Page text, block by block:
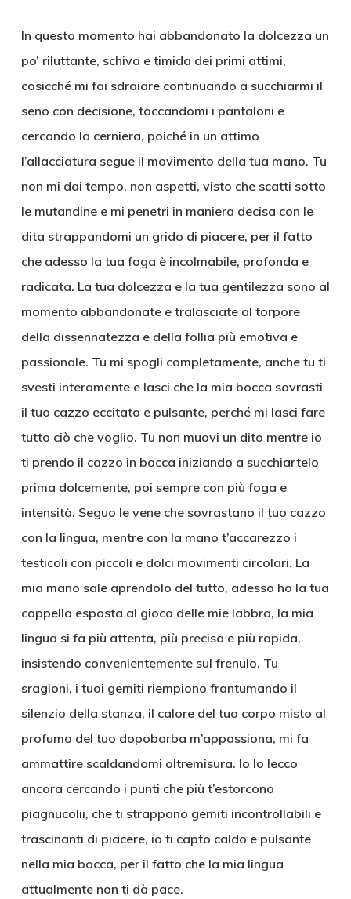
In questo momento hai abbandonato la dolcezza un
po’ riluttante, schiva e timida dei primi attimi,
cosicché mi fai sdraiare continuando a succhiarmi il
seno con decisione, toccandomi i pantaloni e
cercando la cerniera, poiché in un attimo
l’allacciatura segue il movimento della tua mano. Tu
non mi dai tempo, non aspetti, visto che scatti sotto
le mutandine e mi penetri in maniera decisa con le
dita strappandomi un grido di piacere, per il fatto
che adesso la tua foga è incolmabile, profonda e
radicata. La tua dolcezza e la tua gentilezza sono al
momento abbandonate e tralasciate al torpore
della dissennatezza e della follia più emotiva e
passionale. Tu mi spogli completamente, anche tu ti
svesti interamente e lasci che la mia bocca sovrasti
il tuo cazzo eccitato e pulsante, perché mi lasci fare
tutto ciò che voglio. Tu non muovi un dito mentre io
ti prendo il cazzo in bocca iniziando a succhiartelo
prima dolcemente, poi sempre con più foga e
intensità. Seguo le vene che sovrastano il tuo cazzo
con la lingua, mentre con la mano t’accarezzo i
testicoli con piccoli e dolci movimenti circolari. La
mia mano sale aprendolo del tutto, adesso ho la tua
cappella esposta al gioco delle mie labbra, la mia
lingua si fa più attenta, più precisa e più rapida,
insistendo convenientemente sul frenulo. Tu
sragioni, i tuoi gemiti riempiono frantumando il
silenzio della stanza, il calore del tuo corpo misto al
profumo del tuo dopobarba m’appassiona, mi fa
ammattire scaldandomi oltremisura. Io lo lecco
ancora cercando i punti che più t’estorcono
piagnucolii, che ti strappano gemiti incontrollabili e
trascinanti di piacere, io ti capto caldo e pulsante
nella mia bocca, per il fatto che la mia lingua
attualmente non ti dà pace.